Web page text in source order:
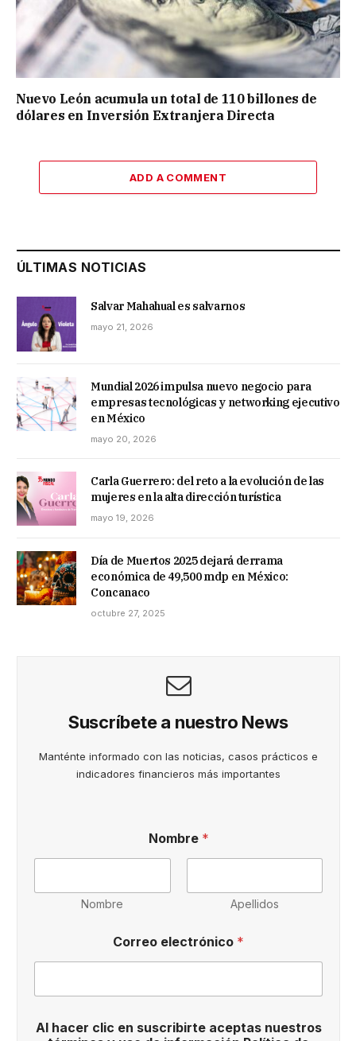
Nuevo León acumula un total de 110 billones de
dólares en Inversión Extranjera Directa
ADD A COMMENT
ÚLTIMAS NOTICIAS
Salvar Mahahual es salvarnos
mayo 21, 2026
Mundial 2026 impulsa nuevo negocio para
empresas tecnológicas y networking ejecutivo
en México
mayo 20, 2026
Carla Guerrero: del reto a la evolución de las
mujeres en la alta dirección turística
mayo 19, 2026
Día de Muertos 2025 dejará derrama
económica de 49,500 mdp en México:
Concanaco
octubre 27, 2025
Suscríbete a nuestro News
Manténte informado con las noticias, casos prácticos e
indicadores financieros más importantes
Nombre *
Nombre Apellidos
a
c
e
l
Correo electrónico *
Al hacer clic en suscribirte aceptas nuestros